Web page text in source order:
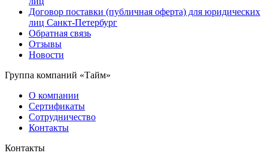
Договор поставки (публичная оферта) для юридических
лиц Санкт-Петербург
Обратная связь
Отзывы
Новости
Группа компаний «Тайм»
О компании
Сертификаты
Сотрудничество
Контакты
Контакты